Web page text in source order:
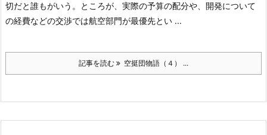
切だと誰もがいう。ところが、実際の予算の配分や、開発について
の経費などの交渉では航空部門が最優先とい ...
記事を読む 空挺団物語（４） ...